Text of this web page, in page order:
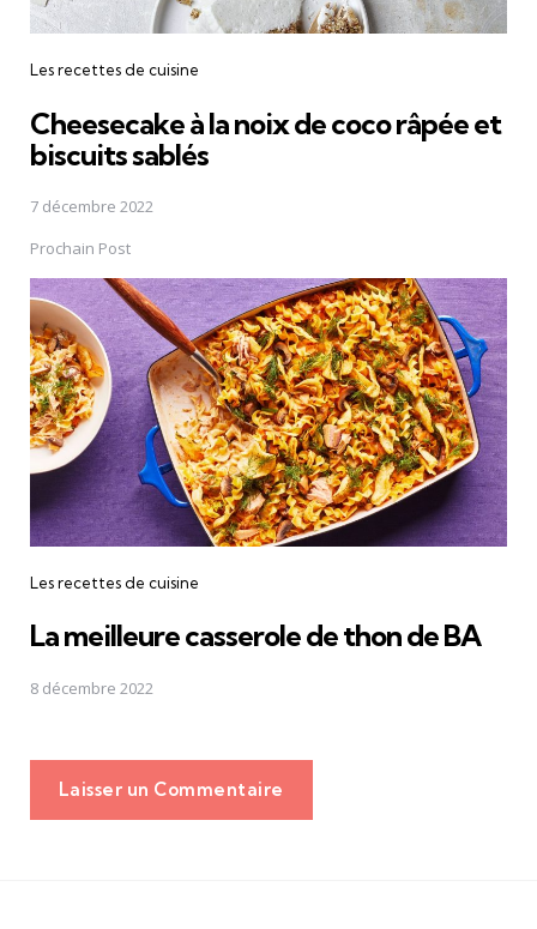
Les recettes de cuisine
Cheesecake à la noix de coco râpée et
biscuits sablés
7 décembre 2022
Prochain Post
Les recettes de cuisine
La meilleure casserole de thon de BA
8 décembre 2022
Laisser un Commentaire